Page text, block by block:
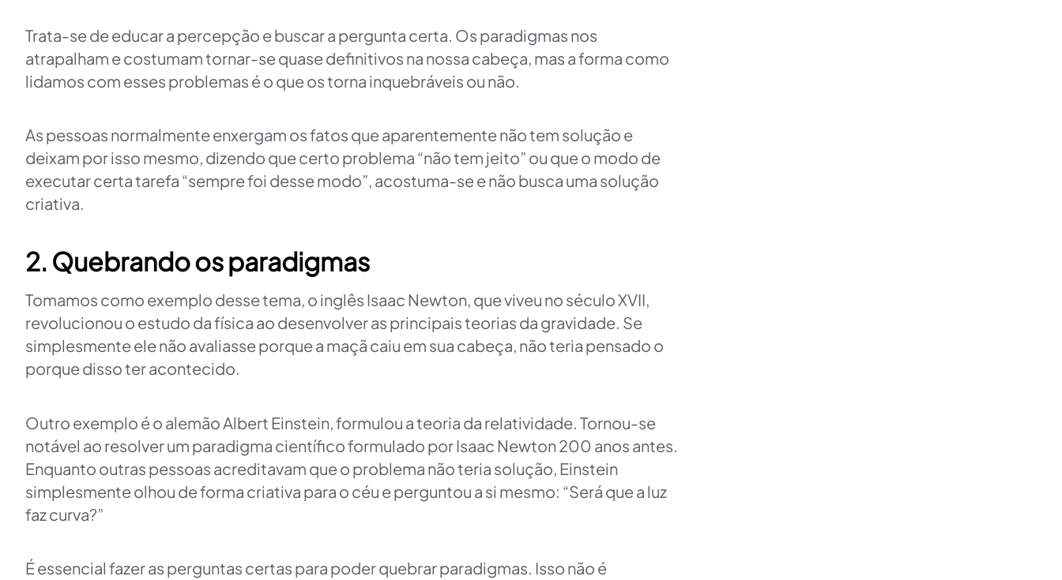
Trata-se de educar a percepção e buscar a pergunta certa. Os paradigmas nos
atrapalham e costumam tornar-se quase definitivos na nossa cabeça, mas a forma como
lidamos com esses problemas é o que os torna inquebráveis ou não.
As pessoas normalmente enxergam os fatos que aparentemente não tem solução e
deixam por isso mesmo, dizendo que certo problema “não tem jeito” ou que o modo de
executar certa tarefa “sempre foi desse modo”, acostuma-se e não busca uma solução
criativa.
2. Quebrando os paradigmas
Tomamos como exemplo desse tema, o inglês Isaac Newton, que viveu no século XVII,
revolucionou o estudo da física ao desenvolver as principais teorias da gravidade. Se
simplesmente ele não avaliasse porque a maçã caiu em sua cabeça, não teria pensado o
porque disso ter acontecido.
Outro exemplo é o alemão Albert Einstein, formulou a teoria da relatividade. Tornou-se
notável ao resolver um paradigma científico formulado por Isaac Newton 200 anos antes.
Enquanto outras pessoas acreditavam que o problema não teria solução, Einstein
simplesmente olhou de forma criativa para o céu e perguntou a si mesmo: “Será que a luz
faz curva?”
É essencial fazer as perguntas certas para poder quebrar paradigmas. Isso não é